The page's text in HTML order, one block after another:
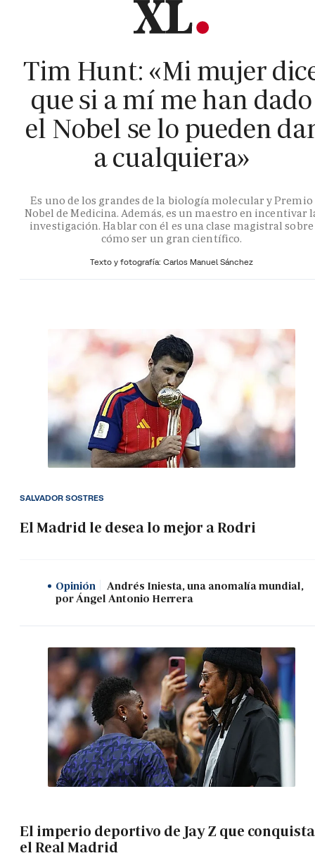
Tim Hunt: «Mi mujer
que si a mí me han dado
el Nobel se lo pueden
a cualquiera»
Es uno de los grandes de la biología molecular y Premio
Nobel de Medicina. Además, es un maestro en incentivar
investigación. Hablar con él es una clase magistral sobre
cómo ser un gran científico.
Texto y fotografía: Carlos Manuel Sánchez
El Madrid le desea lo mejor a Rodri
SALVADOR SOSTRES
Opinión
Andrés Iniesta, una anomalía mundial,
por Ángel Antonio Herrera
El imperio deportivo de Jay Z que conquista
el Real Madrid